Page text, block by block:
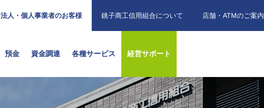
法人・個人事業者のお客様 銚子商工信用組合について 店舗・ATMのご案内
預金 資金調達 各種サービス 経営サポート